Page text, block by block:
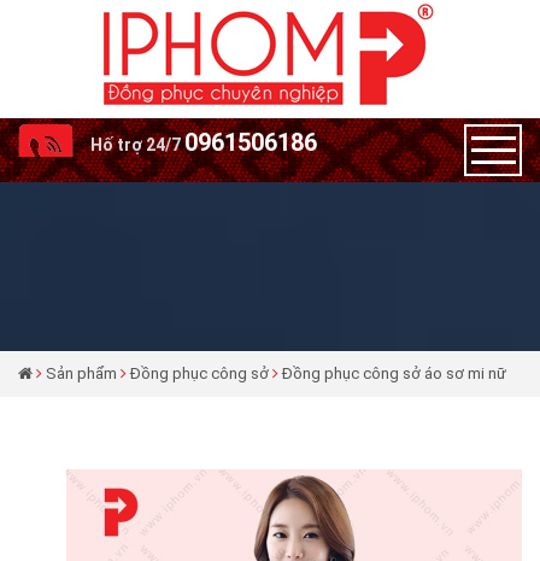
Hố trợ 24/70961506186
Sản phẩm Đồng phục công sở Đồng phục công sở áo sơ mi nữ